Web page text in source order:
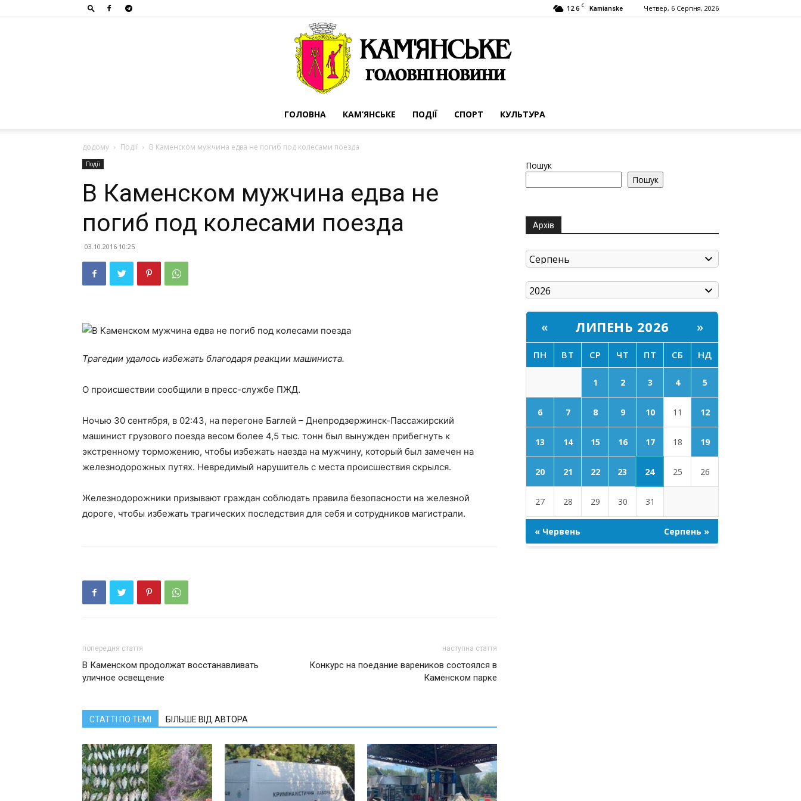
12.6 C Kamianske Четвер, 6 Серпня, 2026
ГОЛОВНА КАМ’ЯНСЬКЕ ПОДІЇ СПОРТ КУЛЬТУРА
додому Події В Каменском мужчина едва не погиб под колесами поезда
Події
В Каменском мужчина едва не
погиб под колесами поезда
03.10.2016 10:25
Трагедии удалось избежать благодаря реакции машиниста.
О происшествии сообщили в пресс-службе ПЖД.
Ночью 30 сентября, в 02:43, на перегоне Баглей – Днепродзержинск-Пассажирский
машинист грузового поезда весом более 4,5 тыс. тонн был вынужден прибегнуть к
экстренному торможению, чтобы избежать наезда на мужчину, который был замечен на
железнодорожных путях. Невредимый нарушитель с места происшествия скрылся.
Железнодорожники призывают граждан соблюдать правила безопасности на железной
дороге, чтобы избежать трагических последствия для себя и сотрудников магистрали.
попередня стаття
В Каменском продолжат восстанавливать
уличное освещение
наступна стаття
Конкурс на поедание вареников состоялся в
Каменском парке
СТАТТІ ПО ТЕМІ БІЛЬШЕ ВІД АВТОРА
Пошук
Пошук
Архів
« ЛИПЕНЬ 2026 »
ПН ВТ СР ЧТ ПТ СБ НД
1 2 3 4 5
6 7 8 9 10 11 12
13 14 15 16 17 18 19
20 21 22 23 24 25 26
27 28 29 30 31
« Червень Серпень »